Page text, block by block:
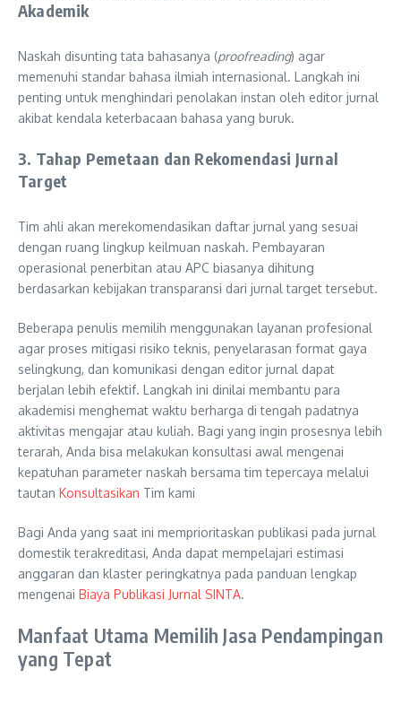
Akademik
Naskah disunting tata bahasanya (proofreading) agar
memenuhi standar bahasa ilmiah internasional. Langkah ini
penting untuk menghindari penolakan instan oleh editor jurnal
akibat kendala keterbacaan bahasa yang buruk.
3. Tahap Pemetaan dan Rekomendasi Jurnal
Target
Tim ahli akan merekomendasikan daftar jurnal yang sesuai
dengan ruang lingkup keilmuan naskah. Pembayaran
operasional penerbitan atau APC biasanya dihitung
berdasarkan kebijakan transparansi dari jurnal target tersebut.
Beberapa penulis memilih menggunakan layanan profesional
agar proses mitigasi risiko teknis, penyelarasan format gaya
selingkung, dan komunikasi dengan editor jurnal dapat
berjalan lebih efektif. Langkah ini dinilai membantu para
akademisi menghemat waktu berharga di tengah padatnya
aktivitas mengajar atau kuliah. Bagi yang ingin prosesnya lebih
terarah, Anda bisa melakukan konsultasi awal mengenai
kepatuhan parameter naskah bersama tim tepercaya melalui
tautan Konsultasikan Tim kami
Bagi Anda yang saat ini memprioritaskan publikasi pada jurnal
domestik terakreditasi, Anda dapat mempelajari estimasi
anggaran dan klaster peringkatnya pada panduan lengkap
mengenai Biaya Publikasi Jurnal SINTA.
Manfaat Utama Memilih Jasa Pendampingan
yang Tepat